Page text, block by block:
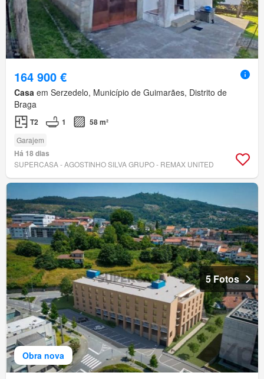
164 900 €
Casa em Serzedelo, Município de Guimarães, Distrito de
Braga
T2 1 58 m²
Garajem
Há 18 dias
SUPERCASA - AGOSTINHO SILVA GRUPO - REMAX UNITED
Obra nova
5 Fotos